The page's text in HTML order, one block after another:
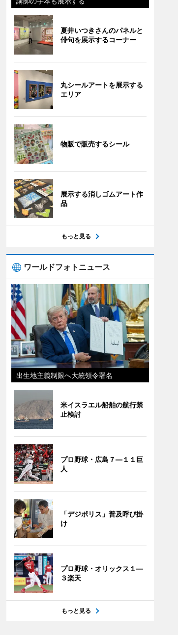
夏井いつきさんのパネルと
俳句を展示するコーナー
丸シールアートを展示する
エリア
物販で販売するシール
展示する消しゴムアート作
品
もっと見る
ワールドフォトニュース
出生地主義制限へ大統領令署名
米イスラエル船舶の航行禁
止検討
プロ野球・広島７―１１巨
人
「デジポリス」普及呼び掛
け
プロ野球・オリックス１―
３楽天
もっと見る